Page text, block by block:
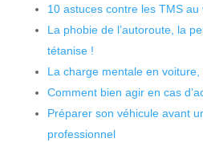
10 astuces contre les TMS au
La phobie de l’autoroute, la
tétanise !
La charge mentale en
Comment bien agir en cas
Préparer son véhicule avant
professionnel